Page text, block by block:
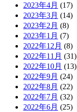
2023年4月 (17)
2023年3月 (14)
2023年2月 (8)
2023年1月 (7)
2022年12月 (8)
2022年11月 (31)
2022年10月 (13)
2022年9月 (24)
2022年8月 (22)
2022年7月 (32)
2022年6月 (25)